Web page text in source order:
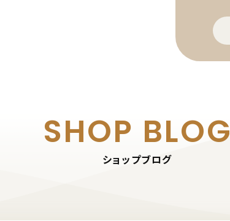
SHOP BLOG
ショップブログ